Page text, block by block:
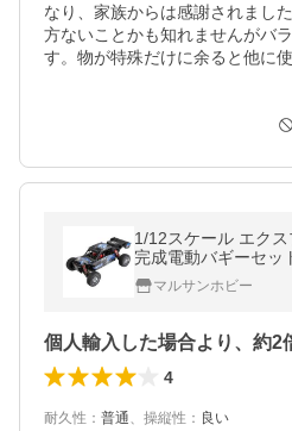
なり、家族からは感謝されまし
方ないことかも知れませんがバ
す。物が特殊だけに余ると他に
1/12スケール エクスプローラー 4WD バギー
完成電動バギーセット ハイテック
24018マルサンホビー
4
耐久性 ： 普通、 操縦性 ： 良い